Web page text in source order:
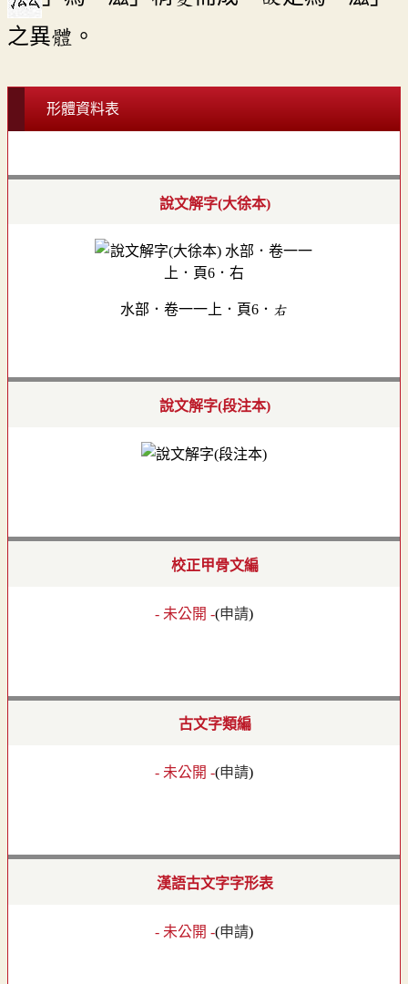
之異體。
形體資料表
說文解字(大徐本)
水部．卷一一上．頁6．右
說文解字(段注本)
校正甲骨文編
- 未公開 -(申請)
古文字類編
- 未公開 -(申請)
漢語古文字字形表
- 未公開 -(申請)